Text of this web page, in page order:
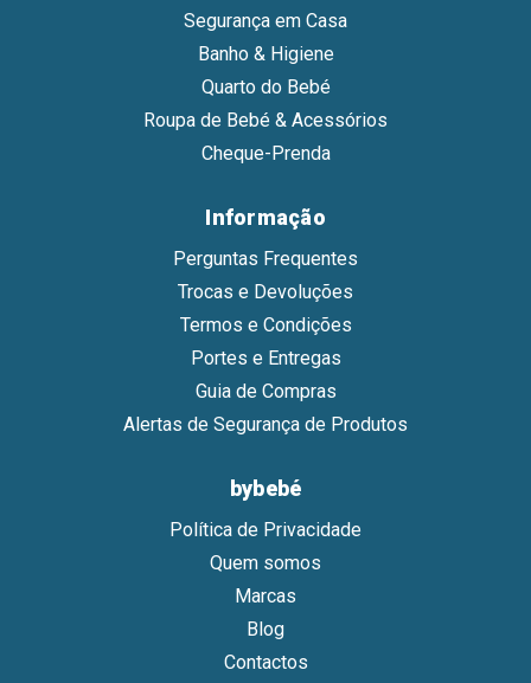
Segurança em Casa
Banho & Higiene
Quarto do Bebé
Roupa de Bebé & Acessórios
Cheque-Prenda
Informação
Perguntas Frequentes
Trocas e Devoluções
Termos e Condições
Portes e Entregas
Guia de Compras
Alertas de Segurança de Produtos
bybebé
Política de Privacidade
Quem somos
Marcas
Blog
Contactos